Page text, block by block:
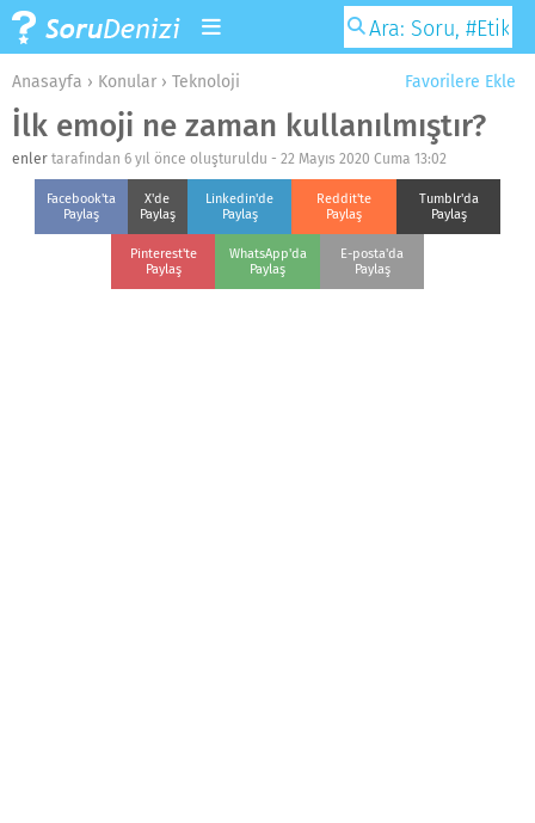
Favorilere Ekle
Anasayfa › Konular › Teknoloji
İlk emoji ne zaman kullanılmıştır?
enler tarafından 6 yıl önce oluşturuldu - 22 Mayıs 2020 Cuma 13:02
Facebook'ta
Paylaş
X'de
Paylaş
Linkedin'de
Paylaş
Reddit'te
Paylaş
Tumblr'da
Paylaş
Pinterest'te
Paylaş
WhatsApp'da
Paylaş
E-posta'da
Paylaş